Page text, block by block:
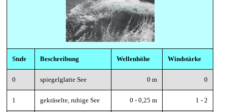
Stufe Beschreibung Wellenhöhe Windstärke
0 spiegelglatte See 0 m 0
1 gekräselte, ruhige See 0 - 0,25 m 1 - 2